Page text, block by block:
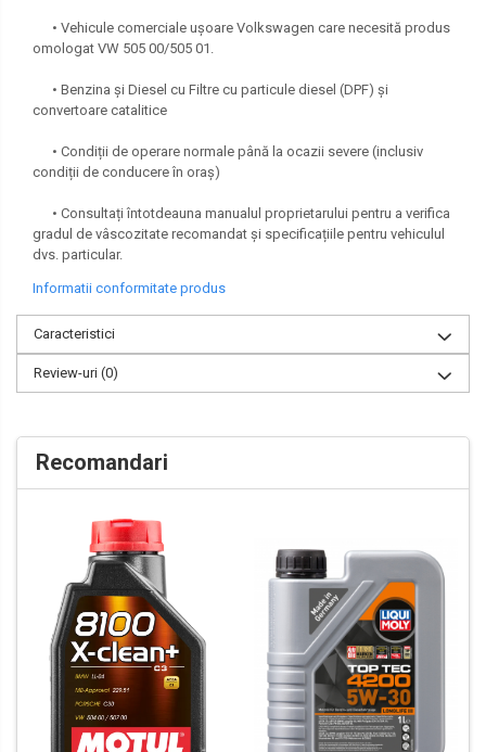
• Vehicule comerciale ușoare Volkswagen care necesită produs
omologat VW 505 00/505 01.
• Benzina și Diesel cu Filtre cu particule diesel (DPF) și
convertoare catalitice
• Condiții de operare normale până la ocazii severe (inclusiv
condiții de conducere în oraș)
• Consultați întotdeauna manualul proprietarului pentru a verifica
gradul de vâscozitate recomandat și specificațiile pentru vehiculul
dvs. particular.
Informatii conformitate produs
Caracteristici
Review-uri (0)
Recomandari